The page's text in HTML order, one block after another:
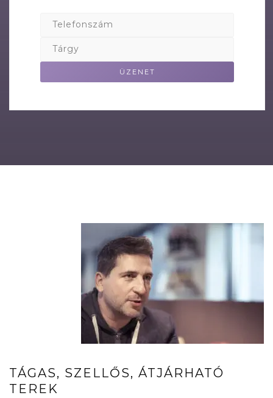
Telefonszám
Tárgy
TÁGAS, SZELLŐS, ÁTJÁRHATÓ
TEREK